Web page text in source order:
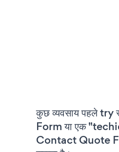
कुछ व्यवसाय पहले
Form या एक
Contact Quote